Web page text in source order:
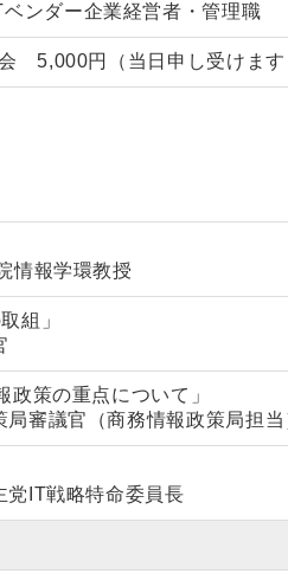
ンダー企業経営者・管理職
5,000円（当日申し受けます
情報学環教授
組」
策の重点について」
審議官（商務情報政策局担当
IT戦略特命委員長